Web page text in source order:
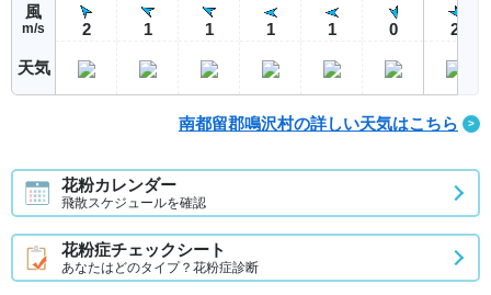
風
m/s
天気
2 1 1 1 1 0 2
南都留郡鳴沢村の詳しい天気はこちら
花粉カレンダー
飛散スケジュールを確認
花粉症チェックシート
あなたはどのタイプ？花粉症診断